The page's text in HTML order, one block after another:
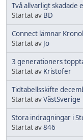
Två allvarligt skadade
Startat av BD
Connect lämnar
Startat av Jo
3 generationers
Startat av Kristofer
Tidtabellsskifte
Startat avVästSverige
Stora indragningar i
Startat av846